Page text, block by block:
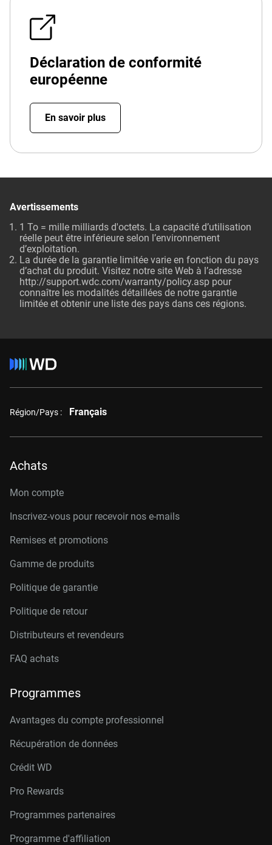
Déclaration de conformité
européenne
En savoir plus
Avertissements
1 To = mille milliards d'octets. La capacité d’utilisation
réelle peut être inférieure selon l’environnement
d’exploitation.
La durée de la garantie limitée varie en fonction du pays
d’achat du produit. Visitez notre site Web à l’adresse
http://support.wdc.com/warranty/policy.asp pour
connaître les modalités détaillées de notre garantie
limitée et obtenir une liste des pays dans ces régions.
Région/Pays : Français
Achats
Mon compte
Inscrivez-vous pour recevoir nos e-mails
Remises et promotions
Gamme de produits
Politique de garantie
Politique de retour
Distributeurs et revendeurs
FAQ achats
Programmes
Avantages du compte professionnel
Récupération de données
Crédit WD
Pro Rewards
Programmes partenaires
Programme d'affiliation